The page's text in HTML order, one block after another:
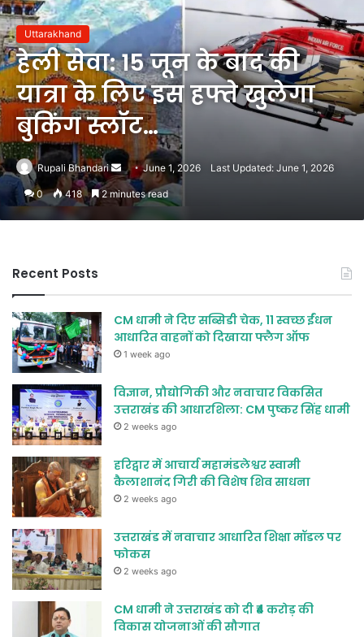
Uttarakhand
हेली सेवा: 15 जून के बाद की
यात्रा के लिए इस हफ्ते खुलेगा
बुकिंग स्लॉट…
Rupali Bhandari
Send
an
email
June 1, 2026 Last Updated: June 1, 2026
0 418 2 minutes read
Recent Posts
CM धामी ने दिए सब्सिडी चेक, 11 स्वच्छ ईंधन
आधारित वाहनों को दिखाया फ्लैग ऑफ
1 week ago
विज्ञान, प्रौद्योगिकी और नवाचार विकसित
उत्तराखंड की आधारशिला: CM पुष्कर सिंह धामी
2 weeks ago
हरिद्वार में आचार्य महामंडलेश्वर स्वामी
कैलाशानंद गिरी की विशेष शिव साधना
2 weeks ago
उत्तराखंड में नवाचार आधारित शिक्षा मॉडल पर
फोकस
2 weeks ago
CM धामी ने उत्तराखंड को दी ₹4 करोड़ की
विकास योजनाओं की सौगात